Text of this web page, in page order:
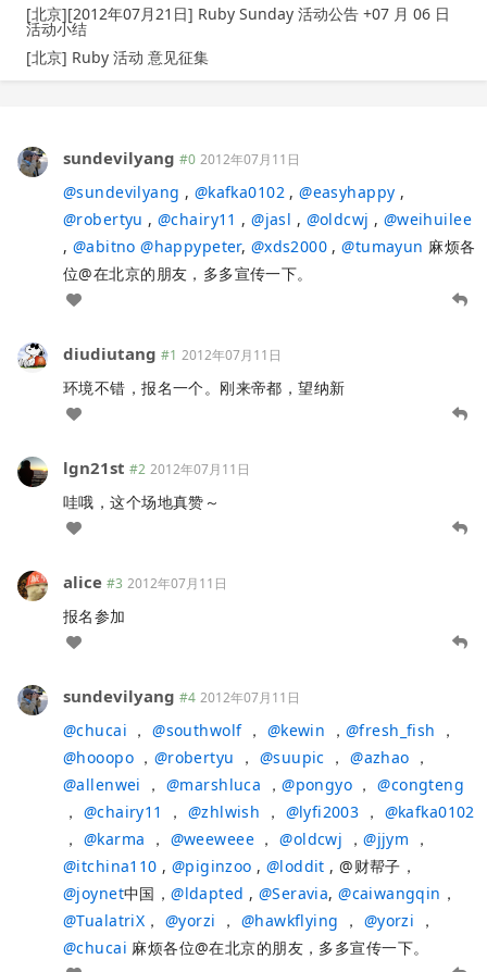
[北京][2012年07月21日] Ruby Sunday 活动公告 +07 月 06 日
活动小结
[北京] Ruby 活动 意见征集
sundevilyang #0 2012年07月11日
@sundevilyang , @kafka0102 ,@easyhappy ,
@robertyu ,@chairy11 ,@jasl , @oldcwj , @weihuilee
, @abitno @happypeter, @xds2000 ,@tumayun 麻烦各
位@在北京的朋友，多多宣传一下。
diudiutang #1 2012年07月11日
环境不错，报名一个。刚来帝都，望纳新
lgn21st #2 2012年07月11日
哇哦，这个场地真赞～
alice #3 2012年07月11日
报名参加
sundevilyang #4 2012年07月11日
@chucai ，@southwolf， @kewin ，@fresh_fish ，
@hooopo， @robertyu ， @suupic ，@azhao ，
@allenwei ，@marshluca ，@pongyo ，@congteng
， @chairy11 ， @zhlwish ， @lyfi2003 ， @kafka0102
， @karma ， @weeweee ，@oldcwj ，@jjym ，
@itchina110 , @piginzoo , @loddit , @财帮子，
@joynet中国，@ldapted , @Seravia,@caiwangqin ，
@TualatriX ，@yorzi ， @hawkflying ， @yorzi ，
@chucai 麻烦各位@在北京的朋友，多多宣传一下。